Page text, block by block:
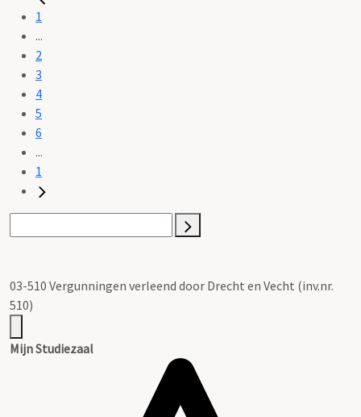
1
...
2
3
4
5
6
...
1
03-510 Vergunningen verleend door Drecht en Vecht (inv.nr.
510)
Mijn Studiezaal